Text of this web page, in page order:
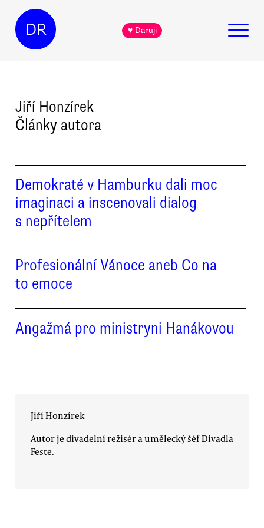
DR ♥ Daruji
Jiří Honzírek
Články autora
Demokraté v Hamburku dali moc
imaginaci a inscenovali dialog
s nepřítelem
Profesionální Vánoce aneb Co na
to emoce
Angažmá pro ministryni Hanákovou
Jiří Honzírek
Autor je divadelní režisér a umělecký šéf Divadla
Feste.